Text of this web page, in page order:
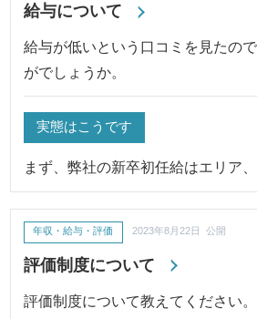
給与について
給与が低いという口コミを見たの
がでしょうか。
実態はこうです
まず、弊社の新卒初任給はエリア
評価制度について
年収・給与・評価 2023年8月22日 公開
評価制度について教えてください。